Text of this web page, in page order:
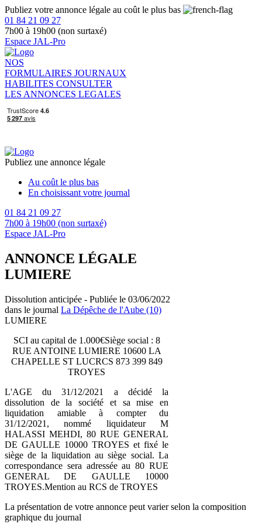
Publiez votre annonce légale au coût le plus bas
01 84 21 09 27
7h00 à 19h00 (non surtaxé)
Espace JAL-Pro
NOS
FORMULAIRES JOURNAUX
HABILITES CONSULTER
LES ANNONCES LEGALES
Publiez une annonce légale
Au coût le plus bas
En choisissant votre journal
01 84 21 09 27
7h00 à 19h00 (non surtaxé)
Espace JAL-Pro
ANNONCE LÉGALE
LUMIERE
Dissolution anticipée - Publiée le 03/06/2022
dans le journal La Dépêche de l'Aube (10)
LUMIERE
SCI au capital de 1.000€Siège social : 8
RUE ANTOINE LUMIERE 10600 LA
CHAPELLE ST LUCRCS 873 399 849
TROYES
L'AGE du 31/12/2021 a décidé la
dissolution de la société et sa mise en
liquidation amiable à compter du
31/12/2021, nommé liquidateur M
HALASSI MEHDI, 80 RUE GENERAL
DE GAULLE 10000 TROYES et fixé le
siège de la liquidation au siège social. La
correspondance sera adressée au 80 RUE
GENERAL DE GAULLE 10000
TROYES.Mention au RCS de TROYES
La présentation de votre annonce peut varier selon la composition
graphique du journal